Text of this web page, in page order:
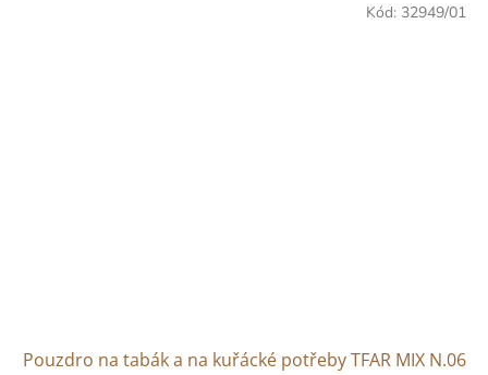
Pouzdro na tabák a na kuřácké potřeby TFAR MIX N.06
Kód: 32949/01